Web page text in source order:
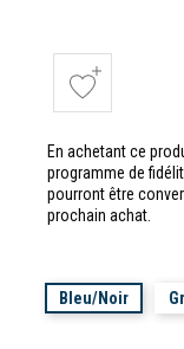
En achetant ce
programme de
pourront être
prochain achat.
Bleu/Noir